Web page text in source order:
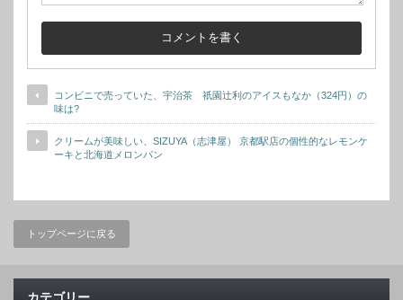
コンビニで売っていた、宇治茶 祇園辻利のアイスもなか（324円）の
味は?
クリームが美味しい、SIZUYA（志津屋） 京都駅店の個性的なレモンケ
ーキと北海道メロンパン
トップページに戻る